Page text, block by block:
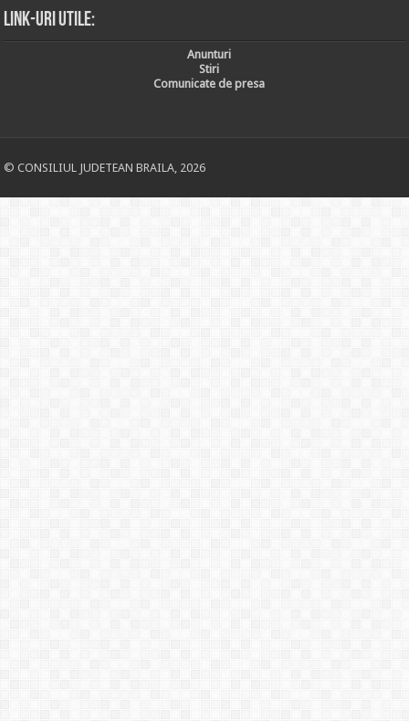
Link-uri utile:
Anunturi
Stiri
Comunicate de presa
© CONSILIUL JUDETEAN BRAILA, 2026